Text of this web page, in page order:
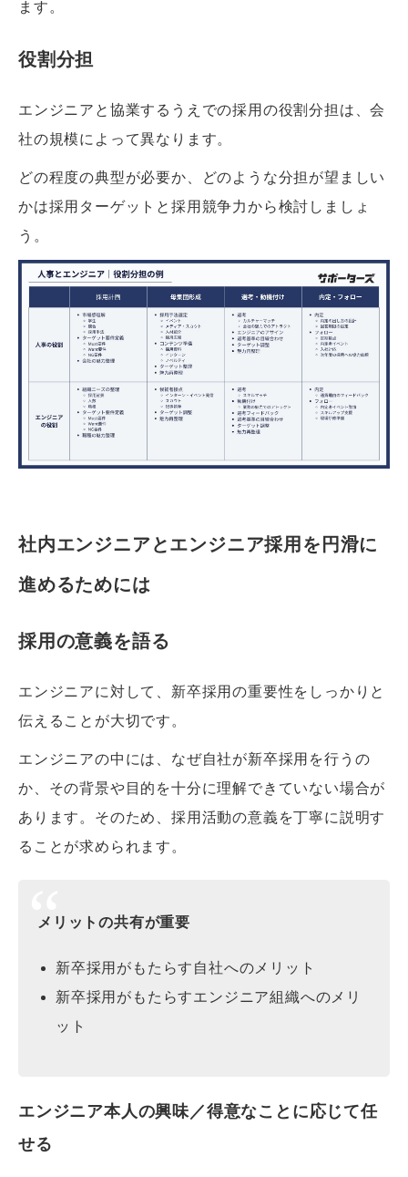
ます。
役割分担
エンジニアと協業するうえでの採用の役割分担は、会
社の規模によって異なります。
どの程度の典型が必要か、どのような分担が望ましい
かは採用ターゲットと採用競争力から検討しましょ
う。
社内エンジニアとエンジニア採用を円滑に
進めるためには
採用の意義を語る
エンジニアに対して、新卒採用の重要性をしっかりと
伝えることが大切です。
エンジニアの中には、なぜ自社が新卒採用を行うの
か、その背景や目的を十分に理解できていない場合が
あります。そのため、採用活動の意義を丁寧に説明す
ることが求められます。
メリットの共有が重要
新卒採用がもたらす自社へのメリット
新卒採用がもたらすエンジニア組織へのメリ
ット
エンジニア本人の興味／得意なことに応じて任
せる